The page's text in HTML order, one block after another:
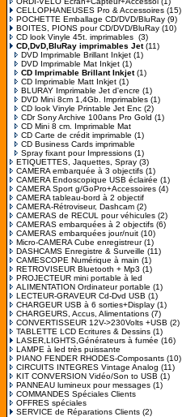
CELLOPHANEUSES Pro & Accessoires (15)
POCHETTE Emballage CD/DVD/BluRay (9)
BOITES, PIONS pour CD/DVD/BluRay (10)
CD look Vinyle 45t. imprimables (3)
CD,DvD,BluRay imprimables Jet(11)
DVD Imprimable Brillant Inkjet (1)
DVD Imprimable Mat Inkjet (1)
CD Imprimable Brillant Inkjet(1)
CD Imprimable Matt Inkjet (1)
BLURAY Imprimable Jet d'encre (1)
DVD Mini 8cm 1,4Gb. Imprimables (1)
CD look Vinyle Printable Jet Enc (2)
CDr Sony Archive 100ans Pro Gold (1)
CD Mini 8 cm. Imprimable Mat
CD Carte de crédit imprimable (1)
CD Business Cards imprimable
Spray fixant pour Impressions (1)
ETIQUETTES, Jaquettes, Spray (3)
CAMERA embarquée à 3 objectifs (1)
CAMERA Endoscopique USB éclairée (1)
CAMERA Sport g/GoPro+Accessoires (4)
CAMERA tableau-bord à 2 objectif
CAMERA-Rétroviseur, Dashcam (2)
CAMERAS de RECUL pour véhicules (2)
CAMERAS embarquées à 2 objectifs (6)
CAMERAS embarquées jour/nuit (10)
Micro-CAMERA Cube enregistreur(1)
DASHCAMS Enregistre & Surveille (11)
CAMESCOPE Numérique à main (1)
RETROVISEUR Bluetooth + Mp3 (1)
PROJECTEUR mini portable à led
ALIMENTATION Ordinateur portable (1)
LECTEUR-GRAVEUR Cd-Dvd USB (1)
CHARGEUR USB à 6 sorties+Display (1)
CHARGEURS, Accus, Alimentations (7)
CONVERTISSEUR 12V->230Volts +USB (2)
TABLETTE LCD Ecritures & Dessins (1)
LASER,LIGHTS,Générateurs à fumée (16)
LAMPE à led très puissante
PIANO FENDER RHODES-Composants (10)
CIRCUITS INTEGRES Vintage Analog (11)
KIT CONVERSION Vidéo/Son to USB (1)
PANNEAU lumineux pour messages (1)
COMMANDES Spéciales Clients
OFFRES spéciales
SERVICE de Réparations Clients (2)